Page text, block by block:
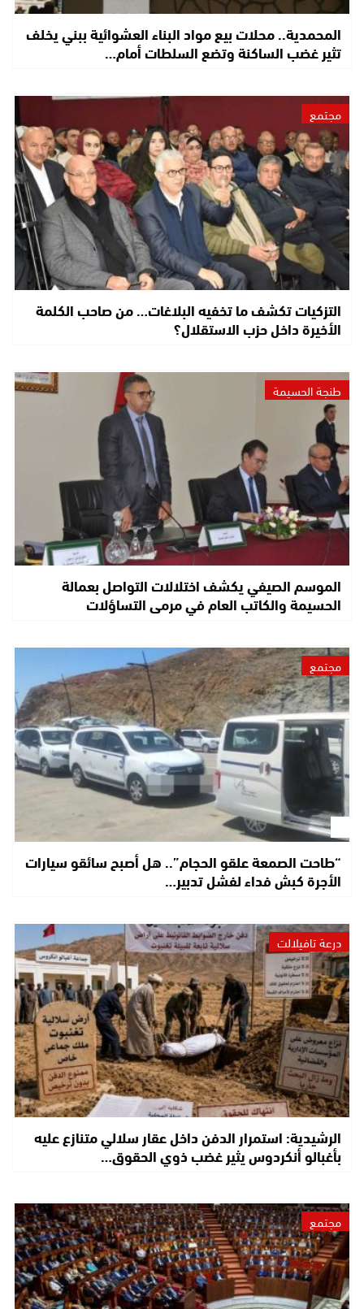
المحمدية.. محلات بيع مواد البناء العشوائية ببني يخلف
تثير غضب الساكنة وتضع السلطات أمام…
مجتمع
التزكيات تكشف ما تخفيه البلاغات… من صاحب الكلمة
الأخيرة داخل حزب الاستقلال؟
طنجة الحسيمة
الموسم الصيفي يكشف اختلالات التواصل بعمالة
الحسيمة والكاتب العام في مرمى التساؤلات
مجتمع
“طاحت الصمعة علقو الحجام”.. هل أصبح سائقو سيارات
الأجرة كبش فداء لفشل تدبير…
درعة تافيلالت
الرشيدية: استمرار الدفن داخل عقار سلالي متنازع عليه
بأغبالو أنكردوس يثير غضب ذوي الحقوق…
مجتمع